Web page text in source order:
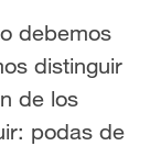
debemos
distinguir
de los
podas de